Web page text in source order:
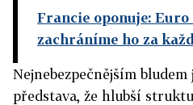
Francie oponuje:
zachráníme ho za
Nejnebezpečnějším
představa, že hlubší